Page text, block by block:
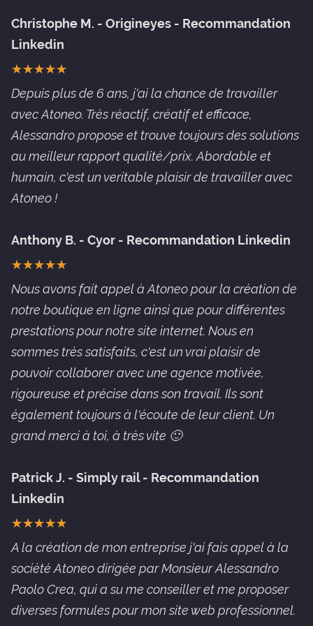
Christophe M. - Origineyes - Recommandation
Linkedin
★★★★★
★★★★★
Depuis plus de 6 ans, j'ai la chance de travailler
avec Atoneo. Très réactif, créatif et efficace,
Alessandro propose et trouve toujours des solutions
au meilleur rapport qualité/prix. Abordable et
humain, c'est un veritable plaisir de travailler avec
Atoneo !
Anthony B. - Cyor - Recommandation Linkedin
★★★★★
★★★★★
Nous avons fait appel à Atoneo pour la création de
notre boutique en ligne ainsi que pour différentes
prestations pour notre site internet. Nous en
sommes très satisfaits, c'est un vrai plaisir de
pouvoir collaborer avec une agence motivée,
rigoureuse et précise dans son travail. Ils sont
également toujours à l'écoute de leur client. Un
grand merci à toi, à très vite 🙂
Patrick J. - Simply rail - Recommandation
Linkedin
★★★★★
★★★★★
A la création de mon entreprise j'ai fais appel à la
société Atoneo dirigée par Monsieur Alessandro
Paolo Crea, qui a su me conseiller et me proposer
diverses formules pour mon site web professionnel.